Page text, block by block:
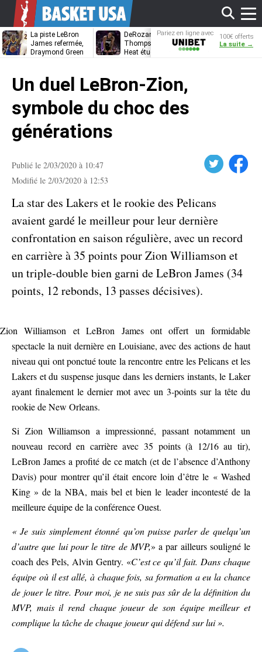
La piste LeBron
James refermée,
Draymond Green
DeRozan, Beal,
Thompson… Le
Heat étudie ses
Kentavious
Caldwell-
Pariez en ligne avec
Unibet
100€ offerts
La suite →
Un duel LeBron-Zion,
symbole du choc des
générations
Publié le 2/03/2020 à 10:47
Modifié le 2/03/2020 à 12:53
Facebook
La star des Lakers et le rookie des Pelicans
avaient gardé le meilleur pour leur dernière
confrontation en saison régulière, avec un record
en carrière à 35 points pour Zion Williamson et
un triple-double bien garni de LeBron James (34
points, 12 rebonds, 13 passes décisives).
Zion Williamson et LeBron James ont offert un formidable
spectacle la nuit dernière en Louisiane, avec des actions de haut
niveau qui ont ponctué toute la rencontre entre les Pelicans et les
Lakers et du suspense jusque dans les derniers instants, le Laker
ayant finalement le dernier mot avec un 3-points sur la tête du
rookie de New Orleans.
Si Zion Williamson a impressionné, passant notamment un
nouveau record en carrière avec 35 points (à 12/16 au tir),
LeBron James a profité de ce match (et de l’absence d’Anthony
Davis) pour montrer qu’il était encore loin d’être le « Washed
King » de la NBA, mais bel et bien le leader incontesté de la
meilleure équipe de la conférence Ouest.
« Je suis simplement étonné qu’on puisse parler de quelqu’un
d’autre que lui pour le titre de MVP,» a par ailleurs souligné le
coach des Pels, Alvin Gentry. «C’est ce qu’il fait. Dans chaque
équipe où il est allé, à chaque fois, sa formation a eu la chance
de jouer le titre. Pour moi, je ne suis pas sûr de la définition du
MVP, mais il rend chaque joueur de son équipe meilleur et
complique la tâche de chaque joueur qui défend sur lui ».